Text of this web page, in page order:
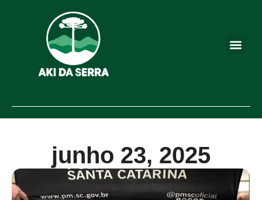
junho 23, 2025